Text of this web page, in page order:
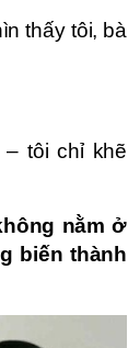
thấy tôi, bà
– tôi chỉ khẽ
nằm ở
biến thành